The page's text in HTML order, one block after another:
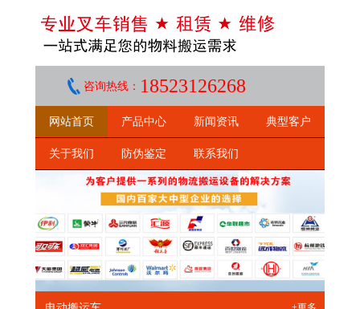
咨询热线： 18523126268
网站首页 产品中心 新闻资讯 典型客户
关于我们 防伪鉴定 联系我们